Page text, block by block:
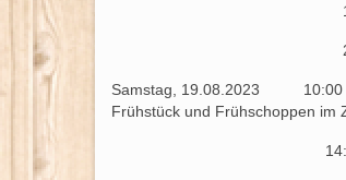
17:30 Uhr Beginn
21:00 Uhr
Samstag, 19.08.2023 10:00
Frühstück und Frühschoppen im
14:00 Uhr